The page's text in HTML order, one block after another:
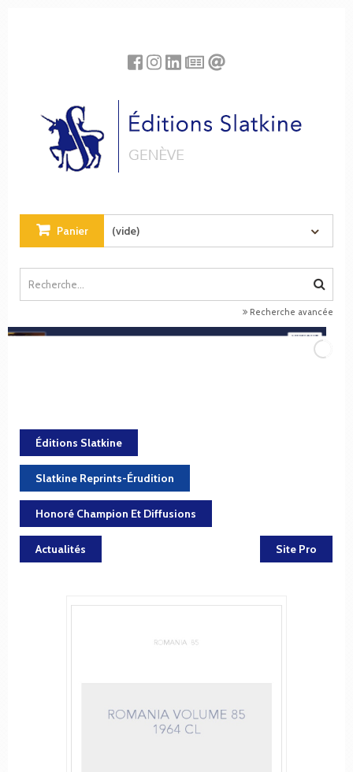
Panier (vide)
Recherche avancée
Éditions Slatkine
Slatkine Reprints-Érudition
Honoré Champion Et Diffusions
Actualités Site Pro